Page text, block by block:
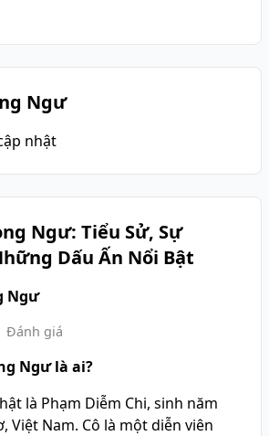
Ngư
nhật
Ngư: Tiểu Sử, Sự
Dấu Ấn Nổi Bật
Ngư
Đánh giá
Ngư là ai?
là Phạm Diễm Chi, sinh năm
Việt Nam. Cô là một diễn viên